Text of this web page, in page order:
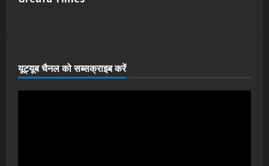
यूट्यूब चैनल को सब्सक्राइब करें